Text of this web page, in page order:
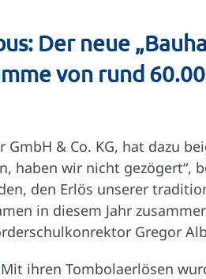
Der neue
von rund
& Co. KG, hat dazu
wir nicht gezögert“,
den Erlös unserer
in diesem Jahr
Gregor
ihren Tombolaerlösen